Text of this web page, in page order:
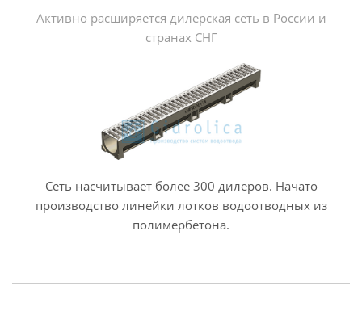
Активно расширяется дилерская сеть в России и
странах СНГ
Сеть насчитывает более 300 дилеров. Начато
производство линейки лотков водоотводных из
полимербетона.